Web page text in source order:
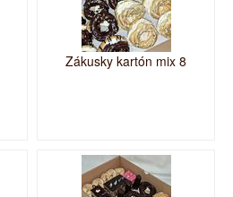
Zákusky kartón mix 8